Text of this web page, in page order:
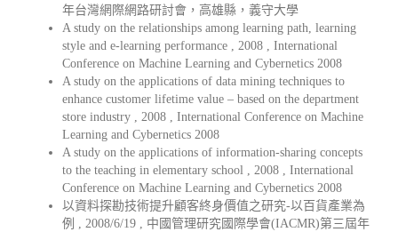
年台灣網際網路研討會，高雄縣，義守大學
A study on the relationships among learning path, learning
style and e-learning performance , 2008 , International
Conference on Machine Learning and Cybernetics 2008
A study on the applications of data mining techniques to
enhance customer lifetime value – based on the department
store industry , 2008 , International Conference on Machine
Learning and Cybernetics 2008
A study on the applications of information-sharing concepts
to the teaching in elementary school , 2008 , International
Conference on Machine Learning and Cybernetics 2008
以資料探勘技術提升顧客終身價值之研究-以百貨產業為
例 , 2008/6/19 , 中國管理研究國際學會(IACMR)第三屆年